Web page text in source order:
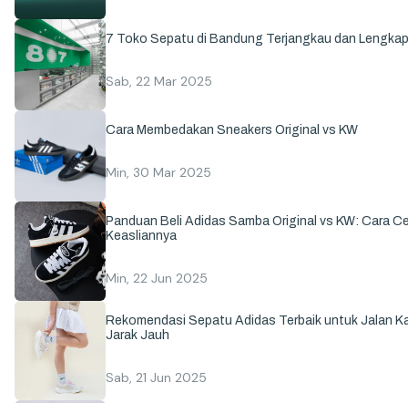
7 Toko Sepatu di Bandung Terjangkau dan Lengkap
Sab, 22 Mar 2025
Cara Membedakan Sneakers Original vs KW
Min, 30 Mar 2025
Panduan Beli Adidas Samba Original vs KW: Cara
Keasliannya
Min, 22 Jun 2025
Rekomendasi Sepatu Adidas Terbaik untuk Jalan
Jarak Jauh
Sab, 21 Jun 2025